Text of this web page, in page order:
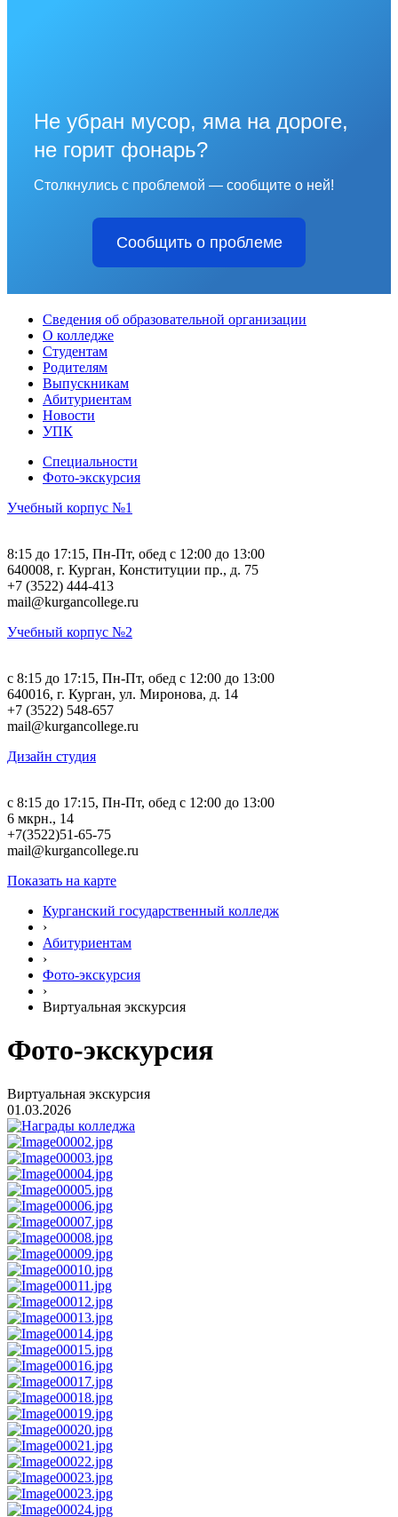
Не убран мусор, яма на дороге,
не горит фонарь?
Столкнулись с проблемой — сообщите о ней!
Сообщить о проблеме
Сведения об образовательной организации
О колледже
Студентам
Родителям
Выпускникам
Абитуриентам
Новости
УПК
Специальности
Фото-экскурсия
Учебный корпус №1
8:15 до 17:15, Пн-Пт, обед с 12:00 до 13:00
640008, г. Курган, Конституции пр., д. 75
+7 (3522) 444-413
mail@kurgancollege.ru
Учебный корпус №2
c 8:15 до 17:15, Пн-Пт, обед с 12:00 до 13:00
640016, г. Курган, ул. Миронова, д. 14
+7 (3522) 548-657
mail@kurgancollege.ru
Дизайн студия
c 8:15 до 17:15, Пн-Пт, обед с 12:00 до 13:00
6 мкрн., 14
+7(3522)51-65-75
mail@kurgancollege.ru
Показать на карте
Курганский государственный колледж
›
Абитуриентам
›
Фото-экскурсия
›
Виртуальная экскурсия
Фото-экскурсия
Виртуальная экскурсия
01.03.2026